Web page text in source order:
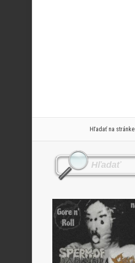
Hľadať na stránke